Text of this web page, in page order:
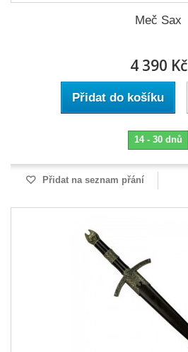
Meč Sax
4 390 Kč
Přidat do košíku
14 - 30 dnů
Přidat na seznam přání